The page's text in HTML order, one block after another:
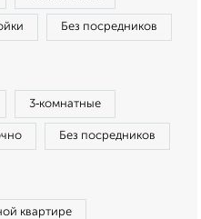
Без посредников
3‑комнатные
Без посредников
квартире